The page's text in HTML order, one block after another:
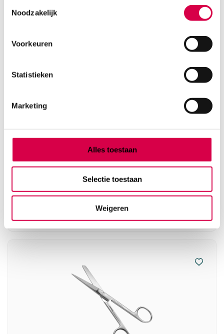
Noodzakelijk
Voorkeuren
Statistieken
Marketing
Alles toestaan
Selectie toestaan
Weigeren
Chirurgische schaar, 14cm, spits-stomp,